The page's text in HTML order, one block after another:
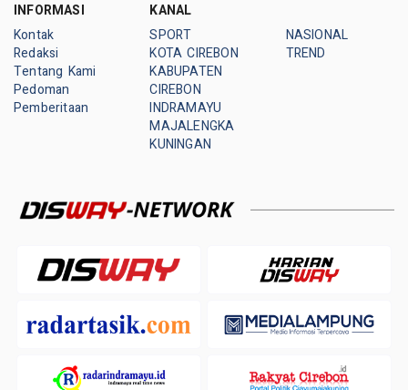
INFORMASI
Kontak
Redaksi
Tentang Kami
Pedoman
Pemberitaan
KANAL
SPORT
KOTA CIREBON
KABUPATEN
CIREBON
INDRAMAYU
MAJALENGKA
KUNINGAN
NASIONAL
TREND